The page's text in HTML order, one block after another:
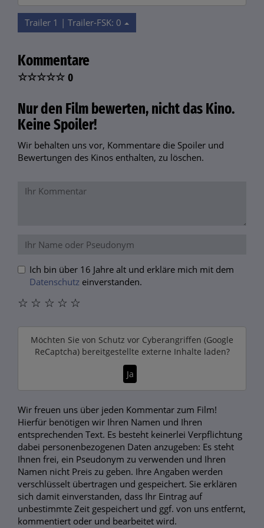
Trailer 1 | Trailer-FSK: 0
Kommentare
☆☆☆☆☆ 0
Nur den Film bewerten, nicht das Kino.
Keine Spoiler!
Wir behalten uns vor, Kommentare die Spoiler und
Bewertungen des Kinos enthalten, zu löschen.
Ich bin über 16 Jahre alt und erkläre mich mit dem
Datenschutz einverstanden.
☆
☆
☆
☆
☆
Möchten Sie von Schutz vor Cyberangriffen (Google
ReCaptcha)bereitgestellte externe Inhalte laden?
Ja
Wir freuen uns über jeden Kommentar zum Film!
Hierfür benötigen wir Ihren Namen und Ihren
entsprechenden Text. Es besteht keinerlei Verpflichtung
dabei personenbezogenen Daten anzugeben: Es steht
Ihnen frei, ein Pseudonym zu verwenden und Ihren
Namen nicht Preis zu geben. Ihre Angaben werden
verschlüsselt übertragen und gespeichert. Sie erklären
sich damit einverstanden, dass Ihr Eintrag auf
unbestimmte Zeit gespeichert und ggf. von uns entfernt,
kommentiert oder und bearbeitet wird.